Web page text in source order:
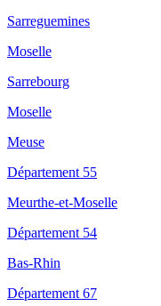
Sarreguemines
Moselle
Sarrebourg
Moselle
Meuse
Département 55
Meurthe-et-Moselle
Département 54
Bas-Rhin
Département 67